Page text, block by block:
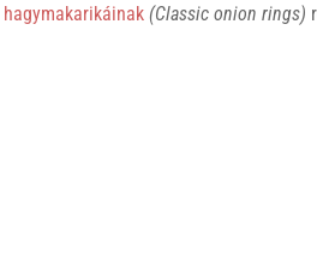
hagymakarikáinak (Classic onion rings)